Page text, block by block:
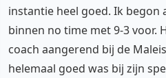
instantie heel goed. Ik begon
binnen no time met 9-3 voor.
coach aangerend bij de
helemaal goed was bij zijn